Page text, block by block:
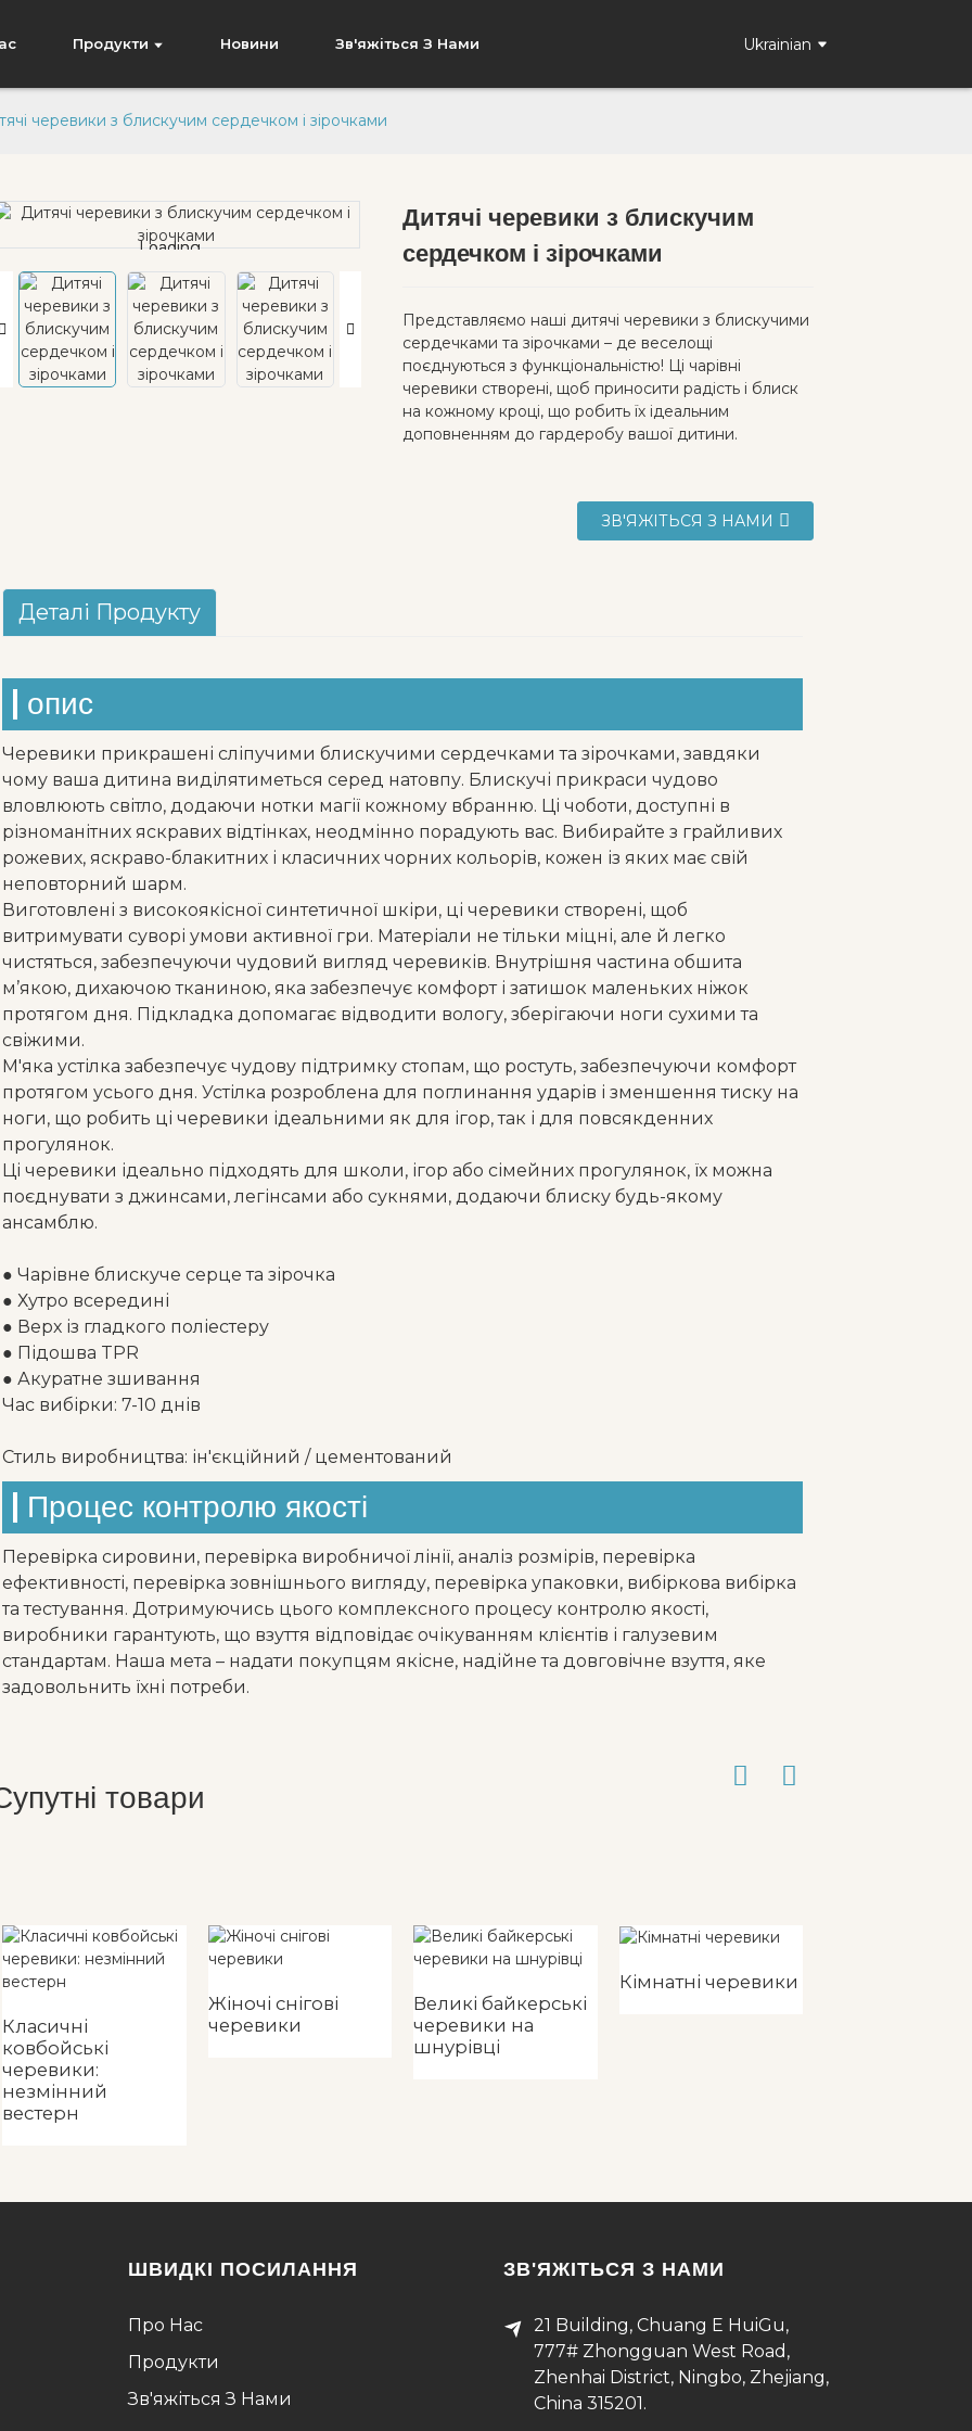
Продукти Новини Зв'яжіться З Нами Ukrainian
черевики з блискучим сердечком і зірочками
Loading...
Loading... Loading...
Loading...
Дитячі черевики з блискучим
сердечком і зірочками
Представляємо наші дитячі черевики з блискучими
сердечками та зірочками – де веселощі
поєднуються з функціональністю! Ці чарівні
черевики створені, щоб приносити радість і блиск
на кожному кроці, що робить їх ідеальним
доповненням до гардеробу вашої дитини.
ЗВ'ЯЖІТЬСЯ З НАМИ
Деталі Продукту
опис
Черевики прикрашені сліпучими блискучими сердечками та зірочками, завдяки
чому ваша дитина виділятиметься серед натовпу. Блискучі прикраси чудово
вловлюють світло, додаючи нотки магії кожному вбранню. Ці чоботи, доступні в
різноманітних яскравих відтінках, неодмінно порадують вас. Вибирайте з грайливих
рожевих, яскраво-блакитних і класичних чорних кольорів, кожен із яких має свій
неповторний шарм.
Виготовлені з високоякісної синтетичної шкіри, ці черевики створені, щоб
витримувати суворі умови активної гри. Матеріали не тільки міцні, але й легко
чистяться, забезпечуючи чудовий вигляд черевиків. Внутрішня частина обшита
м’якою, дихаючою тканиною, яка забезпечує комфорт і затишок маленьких ніжок
протягом дня. Підкладка допомагає відводити вологу, зберігаючи ноги сухими та
свіжими.
М'яка устілка забезпечує чудову підтримку стопам, що ростуть, забезпечуючи комфорт
протягом усього дня. Устілка розроблена для поглинання ударів і зменшення тиску на
ноги, що робить ці черевики ідеальними як для ігор, так і для повсякденних
прогулянок.
Ці черевики ідеально підходять для школи, ігор або сімейних прогулянок, їх можна
поєднувати з джинсами, легінсами або сукнями, додаючи блиску будь-якому
ансамблю.
● Чарівне блискуче серце та зірочка
● Хутро всередині
● Верх із гладкого поліестеру
● Підошва TPR
● Акуратне зшивання
Час вибірки: 7-10 днів
Стиль виробництва: ін'єкційний / цементований
Процес контролю якості
Перевірка сировини, перевірка виробничої лінії, аналіз розмірів, перевірка
ефективності, перевірка зовнішнього вигляду, перевірка упаковки, вибіркова вибірка
та тестування. Дотримуючись цього комплексного процесу контролю якості,
виробники гарантують, що взуття відповідає очікуванням клієнтів і галузевим
стандартам. Наша мета – надати покупцям якісне, надійне та довговічне взуття, яке
задовольнить їхні потреби.
товари
Класичні
ковбойські
черевики:
незмінний
вестерн
Жіночі снігові
черевики
Великі байкерські
черевики на
шнурівці
Кімнатні черевики
ШВИДКІ ПОСИЛАННЯ
Про Нас
Продукти
Зв'яжіться З Нами
ЗВ'ЯЖІТЬСЯ З НАМИ
21 Building, Chuang E HuiGu,
777# Zhongguan West Road,
Zhenhai District, Ningbo, Zhejiang,
China 315201.